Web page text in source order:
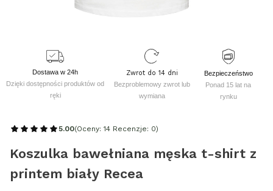
Dostawa w 24h
Dzięki dostępności produktów od
ręki
Zwrot do 14 dni
Bezproblemowy zwrot lub
wymiana
Bezpieczeństwo
Ponad 15 lat na
rynku
5.00(Oceny: 14 Recenzje: 0)
Koszulka bawełniana męska t-shirt z
printem biały Recea